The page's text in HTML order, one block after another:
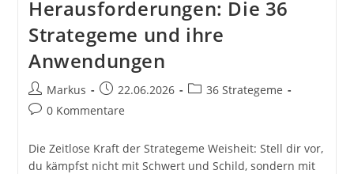
Herausforderungen: Die 36
Strategeme und ihre
Anwendungen
Beitrags-
Autor:
Markus
Beitrag
veröffentlicht:
22.06.2026
Beitrags-
36 Strategeme
Beitrags-
0 Kommentare
Die Zeitlose Kraft der Strategeme Weisheit: Stell dir vor,
du kämpfst nicht mit Schwert und Schild, sondern mit